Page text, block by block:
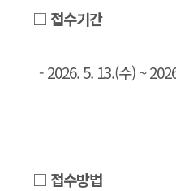
□ 접수기간
- 2026. 5. 13.(수) ~
□ 접수방법